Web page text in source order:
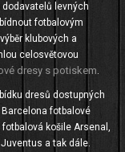
levných
fotbalovým
klubových a
celosvětovou
dresy s potiskem.
dresů dostupných
fotbalové
košile Arsenal,
a tak dále.